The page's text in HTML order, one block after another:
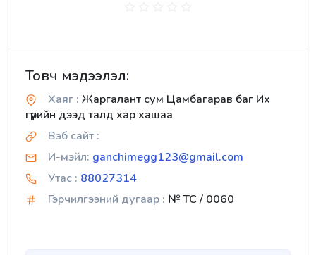
Товч мэдээлэл:
Хаяг : Жаргалант сум Цамбагарав баг Их
гүүрийн дээд талд хар хашаа
Вэб сайт :
И-мэйл: ganchimegg123@gmail.com
Утас : 88027314
Гэрчилгээний дугаар : № TC / 0060